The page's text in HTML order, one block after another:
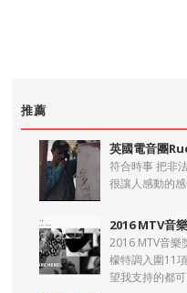
推薦
英國電音團
符合時事 把非
很讓人感動的
2016 MTV音
2016 MTV音樂
檬特調入圍11
望我支持的都